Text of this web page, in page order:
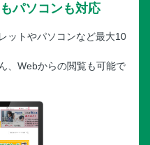
パソコンも対応
ットやパソコンなど最大10
、Webからの閲覧も可能で